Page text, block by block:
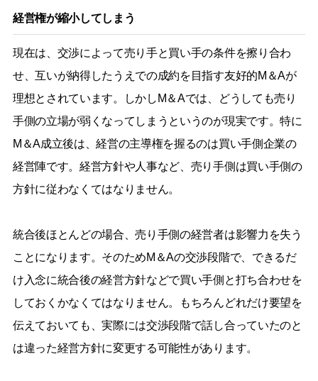
経営権が縮小してしまう
現在は、交渉によって売り手と買い手の条件を擦り合わ
せ、互いが納得したうえでの成約を目指す友好的M＆Aが
理想とされています。しかしM＆Aでは、どうしても売り
手側の立場が弱くなってしまうというのが現実です。特に
M＆A成立後は、経営の主導権を握るのは買い手側企業の
経営陣です。経営方針や人事など、売り手側は買い手側の
方針に従わなくてはなりません。
統合後ほとんどの場合、売り手側の経営者は影響力を失う
ことになります。そのためM＆Aの交渉段階で、できるだ
け入念に統合後の経営方針などで買い手側と打ち合わせを
しておくかなくてはなりません。もちろんどれだけ要望を
伝えておいても、実際には交渉段階で話し合っていたのと
は違った経営方針に変更する可能性があります。